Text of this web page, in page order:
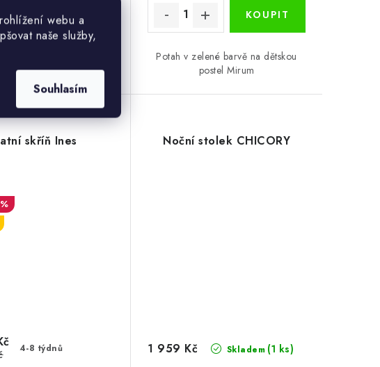
webu a
naše služby,
Souhlasím
postel Mirum
Potah v zelené barvě na dětskou
postel Mirum
skříň Ines
4-8 týdnů
Noční stolek CHICORY
Skladem (1 ks)
1 959 Kč